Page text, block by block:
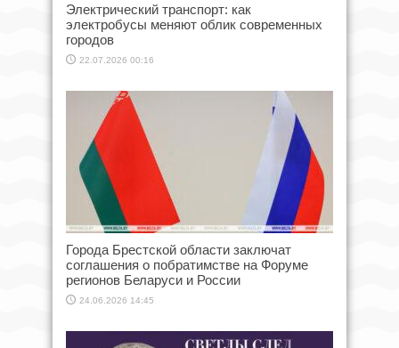
Электрический транспорт: как
электробусы меняют облик современных
городов
22.07.2026 00:16
Города Брестской области заключат
соглашения о побратимстве на Форуме
регионов Беларуси и России
24.06.2026 14:45